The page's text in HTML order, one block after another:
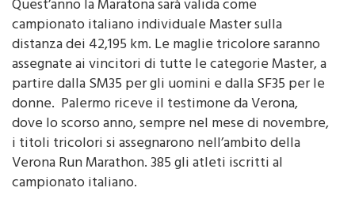
Quest’anno la Maratona sarà valida come
campionato italiano individuale Master sulla
distanza dei 42,195 km. Le maglie tricolore saranno
assegnate ai vincitori di tutte le categorie Master, a
partire dalla SM35 per gli uomini e dalla SF35 per le
donne. Palermo riceve il testimone da Verona,
dove lo scorso anno, sempre nel mese di novembre,
i titoli tricolori si assegnarono nell’ambito della
Verona Run Marathon. 385 gli atleti iscritti al
campionato italiano.